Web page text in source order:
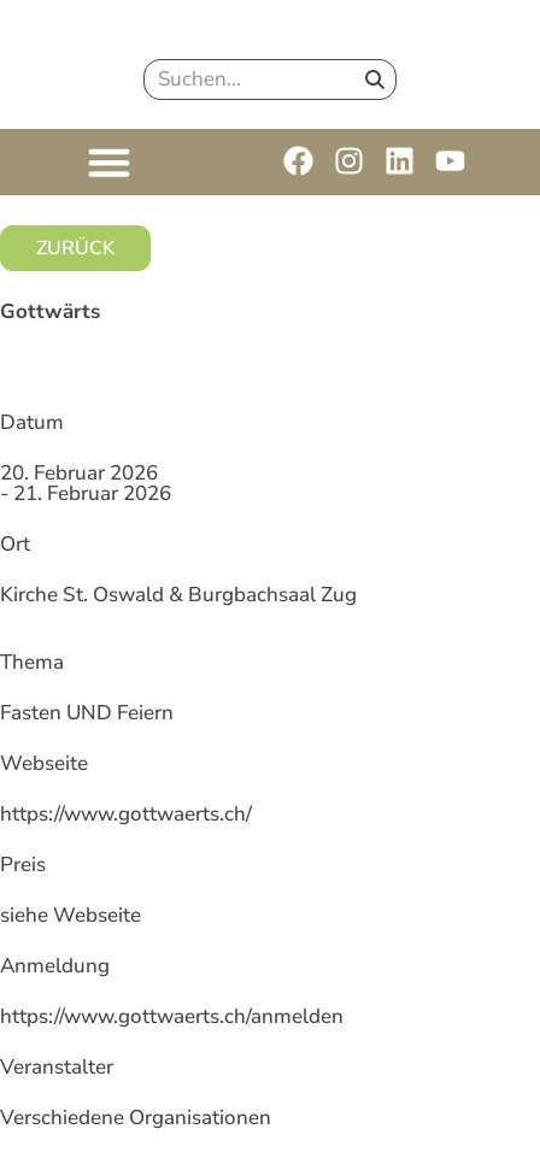
ZURÜCK
Gottwärts
Datum
20. Februar 2026
- 21. Februar 2026
Ort
Kirche St. Oswald & Burgbachsaal Zug
Thema
Fasten UND Feiern
Webseite
https://www.gottwaerts.ch/
Preis
siehe Webseite
Anmeldung
https://www.gottwaerts.ch/anmelden
Veranstalter
Verschiedene Organisationen